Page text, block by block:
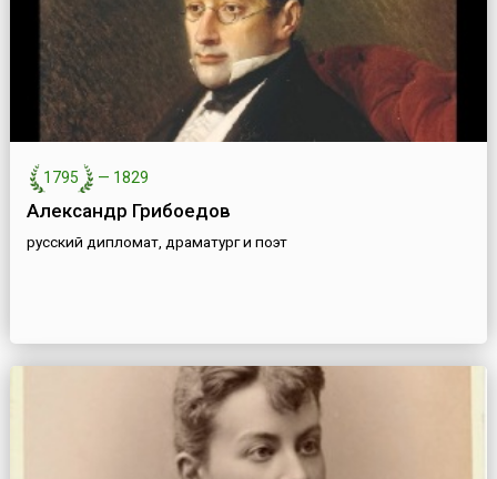
1795 — 1829
Александр Грибоедов
русский дипломат, драматург и поэт